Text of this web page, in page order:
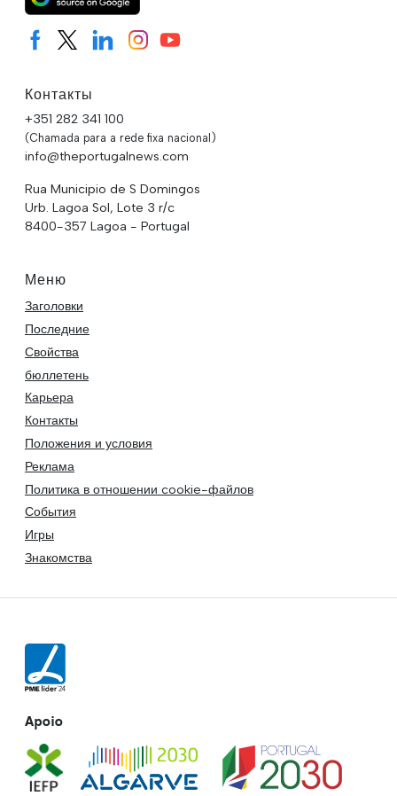
Контакты
+351 282 341 100
(Chamada para a rede fixa nacional)
info@theportugalnews.com
Rua Municipio de S Domingos
Urb. Lagoa Sol, Lote 3 r/c
8400-357 Lagoa - Portugal
Меню
Заголовки
Последние
Свойства
бюллетень
Карьера
Контакты
Положения и условия
Реклама
Политика в отношении cookie-файлов
События
Игры
Знакомства
Apoio